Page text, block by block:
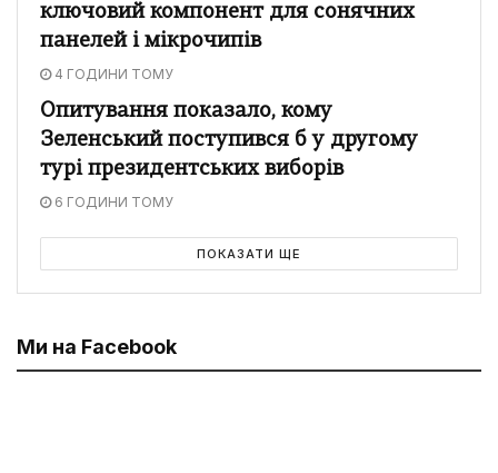
ключовий компонент для сонячних
панелей і мікрочипів
4 ГОДИНИ ТОМУ
Опитування показало, кому
Зеленський поступився б у другому
турі президентських виборів
6 ГОДИНИ ТОМУ
ПОКАЗАТИ ЩЕ
Ми на Facebook